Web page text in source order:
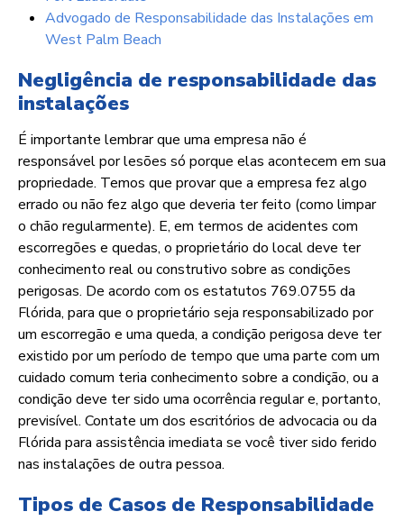
Advogado de Responsabilidade das Instalações em
West Palm Beach
Negligência de responsabilidade das
instalações
É importante lembrar que uma empresa não é
responsável por lesões só porque elas acontecem em sua
propriedade. Temos que provar que a empresa fez algo
errado ou não fez algo que deveria ter feito (como limpar
o chão regularmente). E, em termos de acidentes com
escorregões e quedas, o proprietário do local deve ter
conhecimento real ou construtivo sobre as condições
perigosas. De acordo com os estatutos 769.0755 da
Flórida, para que o proprietário seja responsabilizado por
um escorregão e uma queda, a condição perigosa deve ter
existido por um período de tempo que uma parte com um
cuidado comum teria conhecimento sobre a condição, ou a
condição deve ter sido uma ocorrência regular e, portanto,
previsível. Contate um dos escritórios de advocacia ou da
Flórida para assistência imediata se você tiver sido ferido
nas instalações de outra pessoa.
Tipos de Casos de Responsabilidade